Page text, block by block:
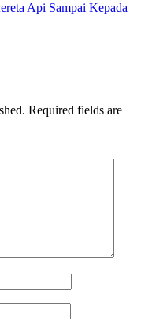
Api Sampai Kepada
Required fields are